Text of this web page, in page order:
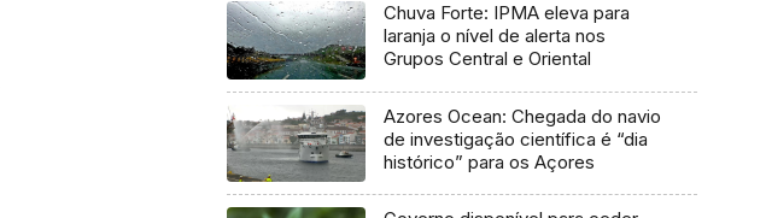
Chuva Forte: IPMA eleva para
laranja o nível de alerta nos
Grupos Central e Oriental
Azores Ocean: Chegada do navio
de investigação científica é “dia
histórico” para os Açores